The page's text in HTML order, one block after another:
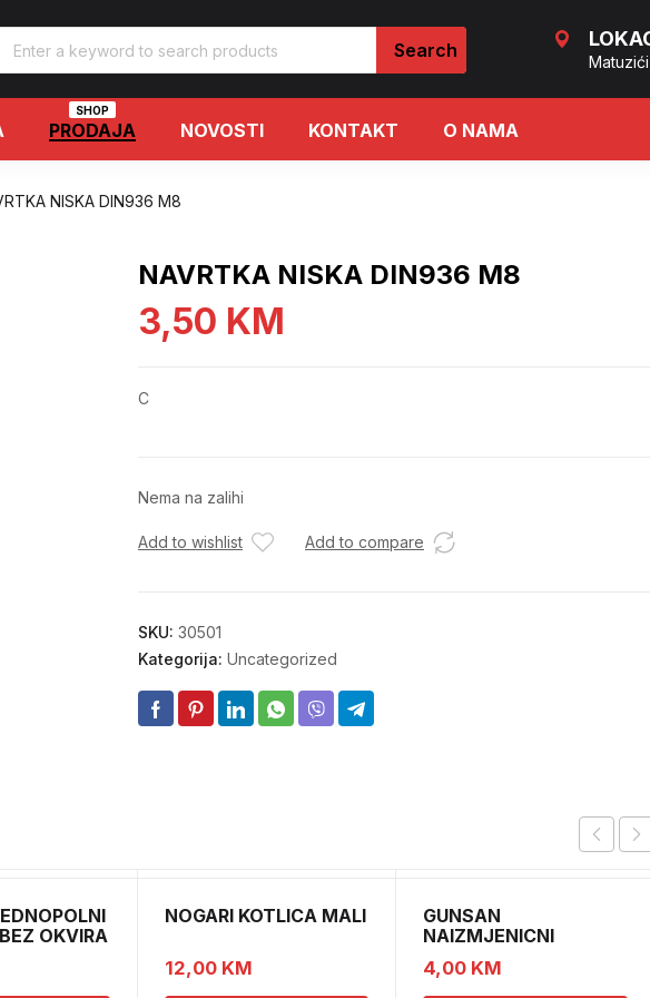
PRODAJA
SHOP
NOVOSTI KONTAKT O NAMA
NISKA DIN936 M8
NAVRTKA NISKA DIN936 M8
3,50 KM
C
Nema na zalihi
Add to wishlist Add to compare
SKU: 30501
Kategorija: Uncategorized
OKVIRA
NOGARI KOTLICA MALI
12,00 KM
GUNSAN
NAIZMJENICNI
PREKIDAC BEZ OKVIRA
4,00 KM